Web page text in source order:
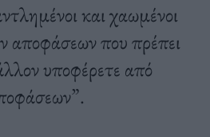
και χαωμένοι
αποφάσεων που πρέπει
υποφέρετε από